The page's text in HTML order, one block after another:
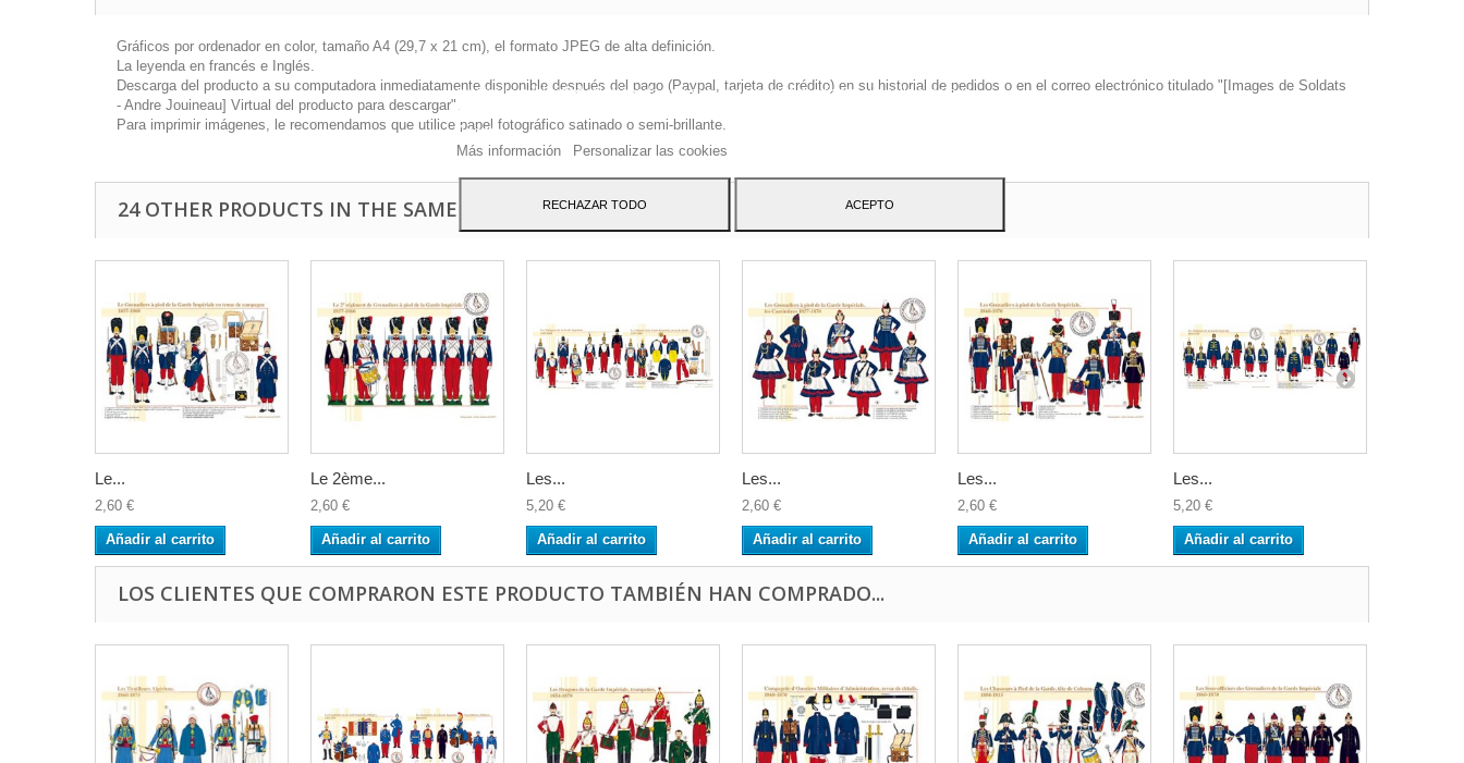
Gráficos por ordenador en color, tamaño A4 (29,7 x 21 cm), el formato JPEG de alta definición.
La leyenda en francés e Inglés.
Descarga del producto a su computadora inmediatamente disponible después del pago (Paypal, tarjeta de crédito) en su historial de pedidos o en el correo electrónico titulado "[Images de Soldats
- Andre Jouineau] Virtual del producto para descargar".
Para imprimir imágenes, le recomendamos que utilice papel fotográfico satinado o semi-brillante.
24 OTHER PRODUCTS IN THE SAME CATEGORY:
Le...
2,60 €
Añadir al carrito
Le 2ème...
2,60 €
Añadir al carrito
Les...
5,20 €
Añadir al carrito
Les...
2,60 €
Añadir al carrito
Les...
2,60 €
Añadir al carrito
Les...
5,20 €
Añadir al carrito
LOS CLIENTES QUE COMPRARON ESTE PRODUCTO TAMBIÉN HAN COMPRADO...
mostrarle publicidad relacionada con sus preferencias mediante el análisis de sus
hábitos de navegación. Para dar su consentimiento sobre su uso pulse el botón
Acepto.
Más información
Personalizar las cookies
RECHAZAR TODO ACEPTO